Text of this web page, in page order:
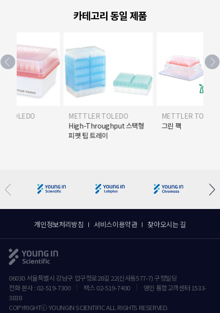
카테고리 동일 제품
TOLEDO
METTLER TOLEDO
High-Throughput 스택형
피펫 팁 트레이
METTLER
그린 팩
개인정보처리방침 서비스이용약관 찾아오시는 길
06030 서울특별시 강남구 압구정로28길 22(신사동577-7) 구정빌딩
전화 본사 : 02-519-7300
팩스 02-519-7400
영인 통합고객센터 1533-
3838
COPYRIGHTⓒ YOUNGIN SCIENTIFIC ALL RIGHTS RESERVED.